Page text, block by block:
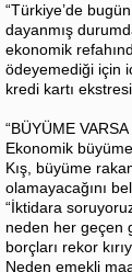
“Türkiye’de
dayanmış
ekonomik
ödeyemediği için
kredi kartı
“BÜYÜME
Ekonomik
Kış, büyüme
olamayacağını
“İktidara
neden her geçen
borçları rekor
Neden emekli